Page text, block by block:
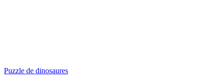
Puzzle de dinosaures